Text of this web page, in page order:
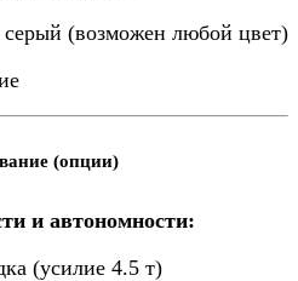
(возможен любой цвет)
(опции)
и автономности:
(усилие 4.5 т)